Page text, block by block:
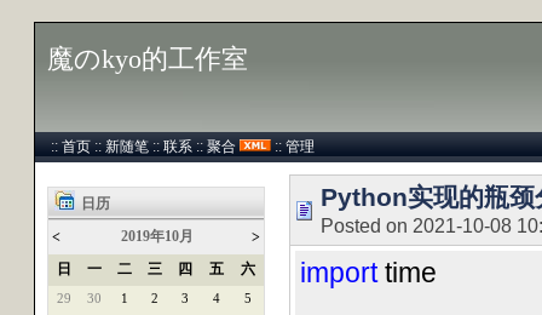
魔のkyo的工作室
:: 首页 :: 新随笔 :: 联系 :: 聚合 :: 管理
日历
<
2019年10月
>
日
一 二 三 四 五 六
29 30 1 2 3 4
5
Python实现的瓶颈
Posted on 2021-10-08
importtime